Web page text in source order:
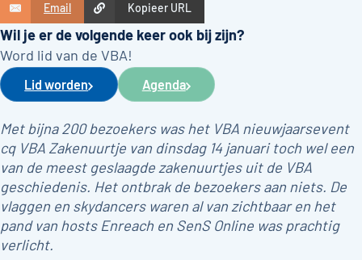
Email Kopieer URL
Wil je er de volgende keer ook bij zijn?
Word lid van de VBA!
Lid worden Agenda
Met bijna 200 bezoekers was het VBA nieuwjaarsevent
cq VBA Zakenuurtje van dinsdag 14 januari toch wel een
van de meest geslaagde zakenuurtjes uit de VBA
geschiedenis. Het ontbrak de bezoekers aan niets. De
vlaggen en skydancers waren al van zichtbaar en het
pand van hosts Enreach en SenS Online was prachtig
verlicht.